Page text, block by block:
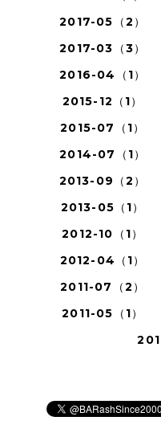
2017-05（2）
2017-03（3）
2016-04（1）
2015-12（1）
2015-07（1）
2014-07（1）
2013-09（2）
2013-05（1）
2012-10（1）
2012-04（1）
2011-07（2）
2011-05（1）